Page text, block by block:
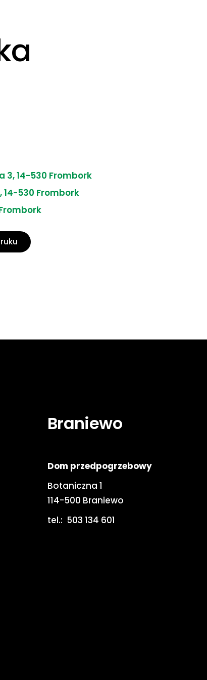
3, 14-530 Frombork
14-530 Frombork
Braniewo
Dom przedpogrzebowy
Botaniczna 1
114-500 Braniewo
tel.: 503 134 601